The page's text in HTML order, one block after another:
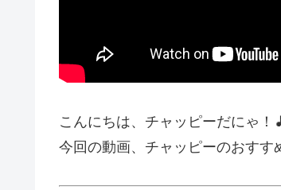
こんにちは、チャッピーだにゃ！
今回の動画、チャッピーのおすす